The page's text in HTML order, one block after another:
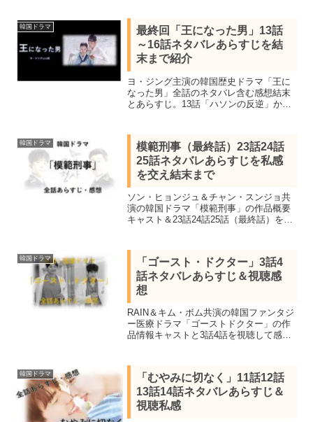
を誓い会計士となって入社する
韓国ドラマ
最終回「王になった男」13話
～16話ネタバレあらすじを結
末まで紹介
ヨ・ジング主演の韓国歴史ドラマ「王に
なった男」全話のネタバレ含む感想結末
とあらすじ。13話「ハソンの反逆」から
王宮に侵略する。民と国を守るためのハ
ソンの決断に注目。そして王妃との恋の
行方は。
韓国ドラマ
模範刑事（最終話）23話24話
25話ネタバレあらすじを私感
を交え結末まで
ソン・ヒョンジュ＆チャン・スンジョ共
演の韓国ドラマ「模範刑事」の作品概要
キャスト＆23話24話25話（最終話）を視
ト刑事がタッグを組み真実を暴く。
韓国ドラマ
「ゴースト・ドクター」3話4
話ネタバレあらすじ＆視聴感
想
RAIN＆キム・ボム共演の韓国ファンタジ
ー医療ドラマ「ゴーストドクター」の作
品情報キャストと3話4話を視聴して感想
損ない出来損ない研修医の体に憑依す
る。
韓国ドラマ
「むやみに切なく」11話12話
13話14話ネタバレあらすじ＆
視聴私感